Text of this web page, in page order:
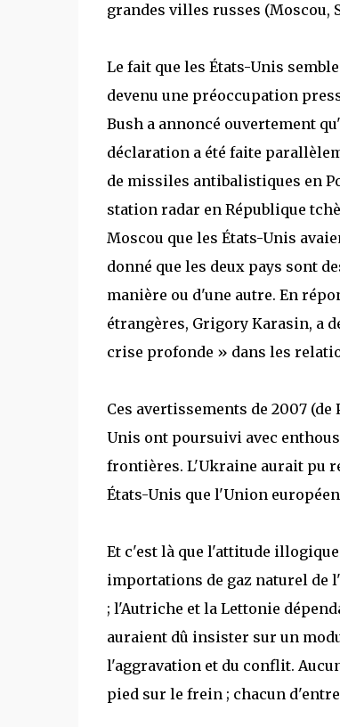
grandes villes russes (Moscou,
Le fait que les États-Unis
devenu une préoccupation
Bush a annoncé ouvertement
déclaration a été faite
de missiles antibalistiques en
station radar en République
Moscou que les États-Unis
donné que les deux pays sont
manière ou d'une autre. En
étrangères, Grigory Karasin, a
crise profonde » dans les
Ces avertissements de 2007
Unis ont poursuivi avec
frontières. L'Ukraine aurait pu
États-Unis que l'Union
Et c'est là que l'attitude
importations de gaz naturel de
; l'Autriche et la Lettonie
auraient dû insister sur un
l'aggravation et du conflit.
pied sur le frein ; chacun